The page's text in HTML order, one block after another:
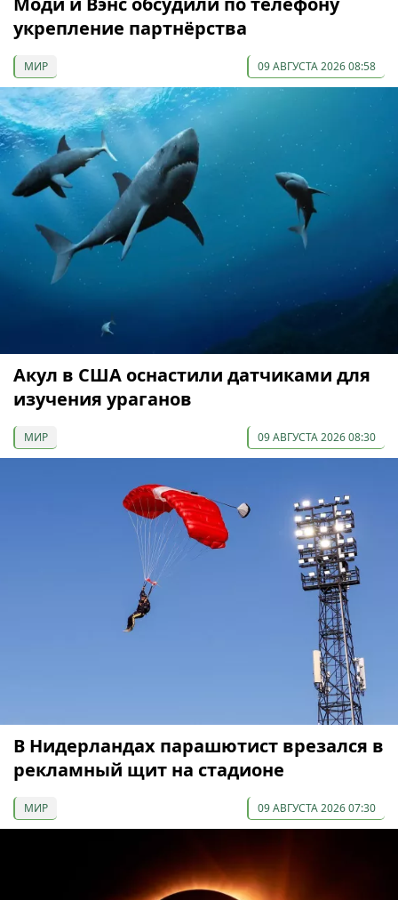
укрепление партнёрства
МИР 09 АВГУСТА 2026 08:58
Акул в США оснастили датчиками для
изучения ураганов
МИР 09 АВГУСТА 2026 08:30
В Нидерландах парашютист врезался в
рекламный щит на стадионе
МИР 09 АВГУСТА 2026 07:30